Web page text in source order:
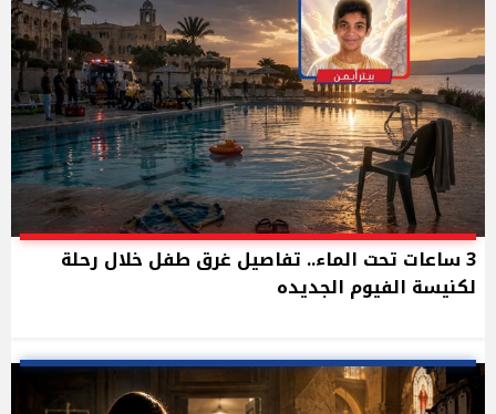
3 ساعات تحت الماء.. تفاصيل غرق طفل خلال رحلة
لكنيسة الفيوم الجديده